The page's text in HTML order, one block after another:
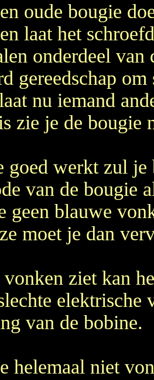
oude bougie
laat het
onderdeel
gereedschap
nu iemand
zie je de bougie
goed werkt zul je
van de bougie
geen blauwe
moet je dan
ziet kan
elektrische
van de bobine.
helemaal niet